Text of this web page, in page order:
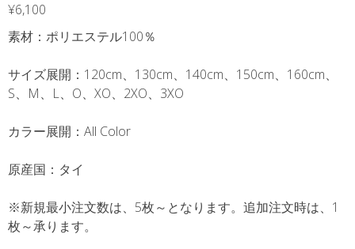
¥6,100
素材：ポリエステル100％
サイズ展開：120cm、130cm、140cm、150cm、160cm、
S、M、L、O、XO、2XO、3XO
カラー展開：All Color
原産国：タイ
※新規最小注文数は、5枚～となります。追加注文時は、1
枚～承ります。